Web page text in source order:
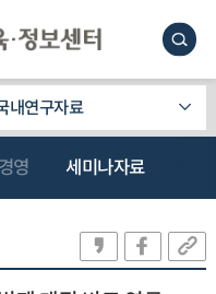
내연구자료
영 세미나자료